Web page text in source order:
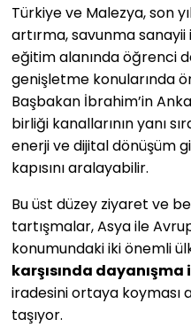
Türkiye ve Malezya, son
artırma, savunma
eğitim alanında öğrenci
genişletme konularında
Başbakan İbrahim’in
birliği kanallarının yanı
enerji ve dijital dönüşüm
kapısını aralayabilir.
Bu üst düzey ziyaret ve
tartışmalar, Asya ile
konumundaki iki önemli
karşısında
iradesini ortaya koyması
taşıyor.